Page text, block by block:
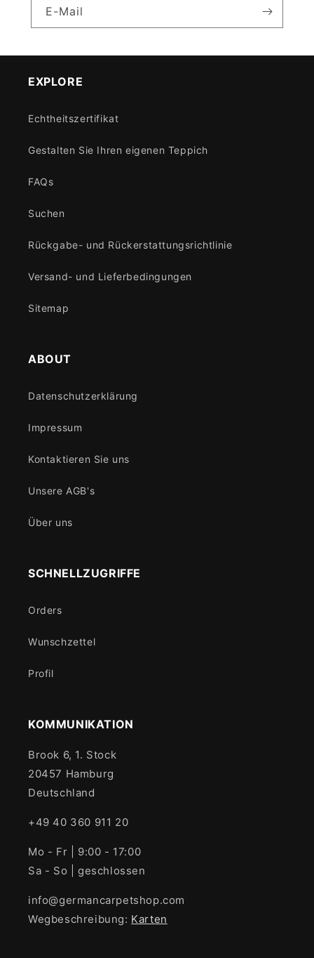
E-Mail
EXPLORE
Echtheitszertifikat
Gestalten Sie Ihren eigenen Teppich
FAQs
Suchen
Rückgabe- und Rückerstattungsrichtlinie
Versand- und Lieferbedingungen
Sitemap
ABOUT
Datenschutzerklärung
Impressum
Kontaktieren Sie uns
Unsere AGB's
Über uns
SCHNELLZUGRIFFE
Orders
Wunschzettel
Profil
KOMMUNIKATION
Brook 6, 1. Stock
20457 Hamburg
Deutschland
+49 40 360 911 20
Mo - Fr | 9:00 - 17:00
Sa - So | geschlossen
info@germancarpetshop.com
Wegbeschreibung: Karten